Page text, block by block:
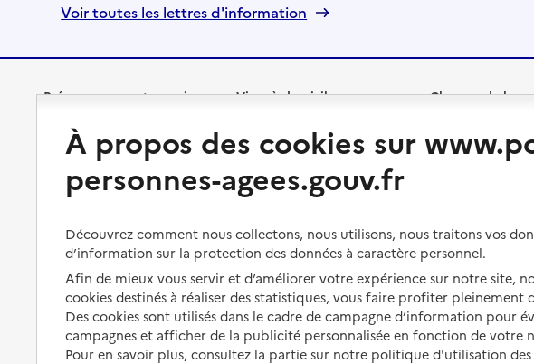
Voir toutes les lettres d'information
Préserver son autonomie
Perte d'autonomie : évaluation
Aménager son logement et
Préserver son autonomie et sa
Organiser à l'avance sa propre
protection
Les mesures de protection
Vivre à domicile
Bénéficier d'aide à domicile
Bénéficier de soins à domicile
Solutions d'accueil temporaire
Partager son logement
Vivre à domicile avec une
maladie ou un handicap
Changer de
Les questions à se
Vivre chez un
Autres solutions
À propos des cookies sur
personnes-agees.gouv.fr
Découvrez comment nous collectons, nous utilisons, nous traitons vos
d’information sur la protection des données à caractère personnel.
Afin de mieux vous servir et d’améliorer votre expérience sur notre site,
cookies destinés à réaliser des statistiques, vous faire profiter
Des cookies sont utilisés dans le cadre de campagne d’information pour
campagnes et afficher de la publicité personnalisée en fonction de votre
Pour en savoir plus, consultez la partie sur notre politique d'utilisation des